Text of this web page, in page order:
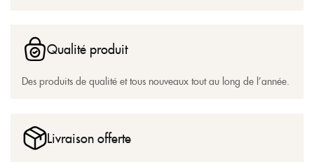
Qualité produit
Des produits de qualité et tous nouveaux tout au long de l’année.
Livraison offerte